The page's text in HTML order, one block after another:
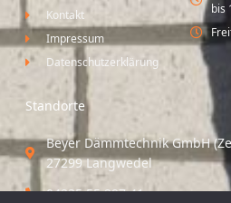
Kontakt
Impressum
Datenschutzerklärung
bis
Standorte
Beyer Dämmtechnik GmbH
27299 Langwedel
04235 55 297 41